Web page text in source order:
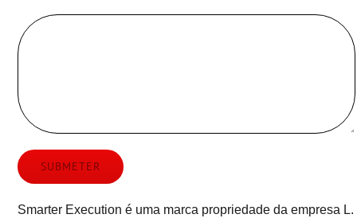
Smarter Execution é uma marca propriedade da empresa L.